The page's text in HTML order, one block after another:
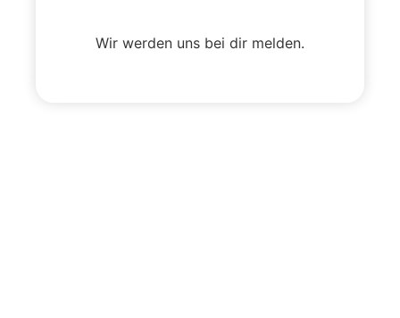
Wir werden uns bei dir melden.